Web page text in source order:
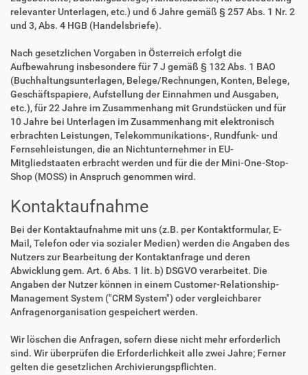
relevanter Unterlagen, etc.) und 6 Jahre gemäß § 257 Abs. 1 Nr. 2
und 3, Abs. 4 HGB (Handelsbriefe).
Nach gesetzlichen Vorgaben in Österreich erfolgt die
Aufbewahrung insbesondere für 7 J gemäß § 132 Abs. 1 BAO
(Buchhaltungsunterlagen, Belege/Rechnungen, Konten, Belege,
Geschäftspapiere, Aufstellung der Einnahmen und Ausgaben,
etc.), für 22 Jahre im Zusammenhang mit Grundstücken und für
10 Jahre bei Unterlagen im Zusammenhang mit elektronisch
erbrachten Leistungen, Telekommunikations-, Rundfunk- und
Fernsehleistungen, die an Nichtunternehmer in EU-
Mitgliedstaaten erbracht werden und für die der Mini-One-Stop-
Shop (MOSS) in Anspruch genommen wird.
Kontaktaufnahme
Bei der Kontaktaufnahme mit uns (z.B. per Kontaktformular, E-
Mail, Telefon oder via sozialer Medien) werden die Angaben des
Nutzers zur Bearbeitung der Kontaktanfrage und deren
Abwicklung gem. Art. 6 Abs. 1 lit. b) DSGVO verarbeitet. Die
Angaben der Nutzer können in einem Customer-Relationship-
Management System ("CRM System") oder vergleichbarer
Anfragenorganisation gespeichert werden.
Wir löschen die Anfragen, sofern diese nicht mehr erforderlich
sind. Wir überprüfen die Erforderlichkeit alle zwei Jahre; Ferner
gelten die gesetzlichen Archivierungspflichten.